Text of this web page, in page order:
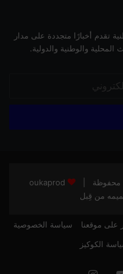
وطنية تقدم أخبارًا متجددة على مدار
والوطنية والدولية.
oukaprod
من قِبل
على موقعنا
سياسة الخصوصية
الكوكيز